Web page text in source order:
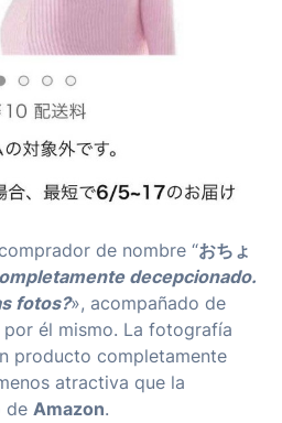
de nombre “おちょ
decepcionado.
fotos?», acompañado de
él mismo. La fotografía
producto completamente
atractiva que la
de Amazon.